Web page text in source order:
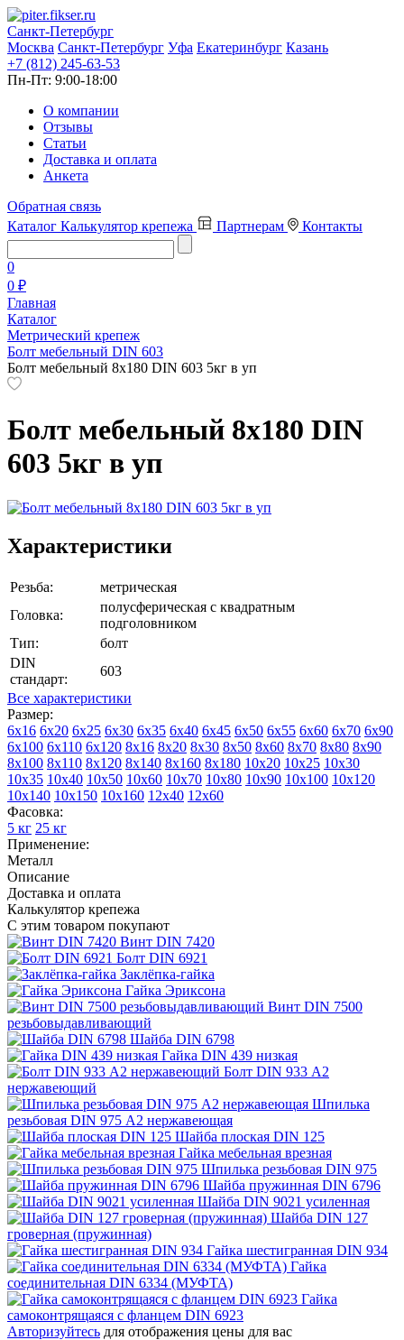
Санкт-Петербург
Москва Санкт-Петербург Уфа Екатеринбург Казань
+7 (812) 245-63-53
Пн-Пт: 9:00-18:00
О компании
Отзывы
Статьи
Доставка и оплата
Анкета
Обратная связь
Каталог Калькулятор крепежа Партнерам Контакты
0
0 ₽
Главная
Каталог
Метрический крепеж
Болт мебельный DIN 603
Болт мебельный 8х180 DIN 603 5кг в уп
Болт мебельный 8х180 DIN
603 5кг в уп
Характеристики
Резьба:
метрическая
Головка:
полусферическая с квадратным
подголовником
Тип:
болт
DIN
стандарт:
603
Все характеристики
Размер:
6х16 6х20 6х25 6х30 6х35 6х40 6х45 6х50 6х55 6х60 6х70 6х90
6х100 6х110 6х120 8х16 8х20 8х30 8х50 8х60 8х70 8х80 8х90
8х100 8х110 8х120 8х140 8х160 8х180 10х20 10х25 10х30
10х35 10х40 10х50 10х60 10х70 10х80 10х90 10х100 10х120
10х140 10х150 10х160 12х40 12х60
Фасовка:
5 кг 25 кг
Применение:
Металл
Описание
Доставка и оплата
Калькулятор крепежа
С этим товаром покупают
Винт DIN 7420
Болт DIN 6921
Заклёпка-гайка
Гайка Эриксона
Винт DIN 7500
резьбовыдавливающий
Шайба DIN 6798
Гайка DIN 439 низкая
Болт DIN 933 A2
нержавеющий
Шпилька
резьбовая DIN 975 A2 нержавеющая
Шайба плоская DIN 125
Гайка мебельная врезная
Шпилька резьбовая DIN 975
Шайба пружинная DIN 6796
Шайба DIN 9021 усиленная
Шайба DIN 127
гроверная (пружинная)
Гайка шестигранная DIN 934
Гайка
соединительная DIN 6334 (МУФТА)
Гайка
самоконтрящаяся с фланцем DIN 6923
Авторизуйтесь для отображения цены для вас